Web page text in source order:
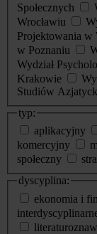
Społecznych
Wrocławiu
Projektowania w
w Poznaniu
Wydział
Krakowie
Studiów
typ:
aplikacyjny
komercyjny
społeczny
dyscyplina:
ekonomia i